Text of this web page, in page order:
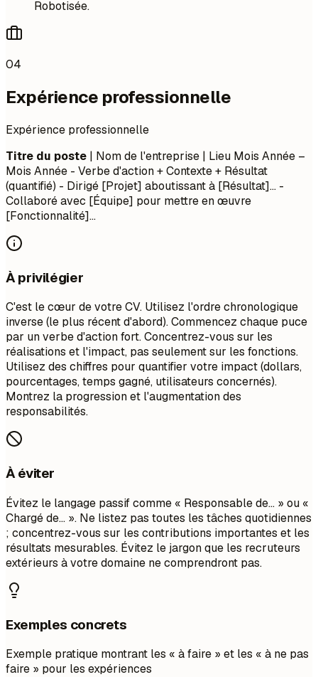
Robotisée.
04
Expérience professionnelle
Expérience professionnelle
Titre du poste | Nom de l'entreprise | Lieu Mois Année –
Mois Année - Verbe d'action + Contexte + Résultat
(quantifié) - Dirigé [Projet] aboutissant à [Résultat]... -
Collaboré avec [Équipe] pour mettre en œuvre
[Fonctionnalité]...
À privilégier
C'est le cœur de votre CV. Utilisez l'ordre chronologique
inverse (le plus récent d'abord). Commencez chaque puce
par un verbe d'action fort. Concentrez-vous sur les
réalisations et l'impact, pas seulement sur les fonctions.
Utilisez des chiffres pour quantifier votre impact (dollars,
pourcentages, temps gagné, utilisateurs concernés).
Montrez la progression et l'augmentation des
responsabilités.
À éviter
Évitez le langage passif comme « Responsable de... » ou «
Chargé de... ». Ne listez pas toutes les tâches quotidiennes
; concentrez-vous sur les contributions importantes et les
résultats mesurables. Évitez le jargon que les recruteurs
extérieurs à votre domaine ne comprendront pas.
Exemples concrets
Exemple pratique montrant les « à faire » et les « à ne pas
faire » pour les expériences